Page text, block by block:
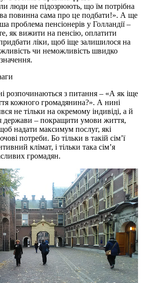
люди не підозрюють, що їм потрібна
повинна сама про це подбати!». А ще
проблема пенсіонерів у Голландії –
як вижити на пенсію, оплатити
ліки, щоб іще залишилося на
чи неможливість швидко
розпочинаються з питання – «А як іще
кожного громадянина?». А нині
не тільки на окремому індивіді, а й
держави – покращити умови життя,
надати максимум послуг, які
потреби. Бо тільки в такій сім’ї
клімат, і тільки така сім’я
громадян.